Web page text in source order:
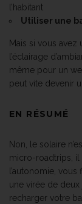
l’habitant
Utiliser une
Mais si vous
l’éclairage
même pour un
peut vite devenir
EN RÉSUMÉ
Non, le solaire
micro-roadtrips, il
l’autonomie,
une virée de
recharger votre